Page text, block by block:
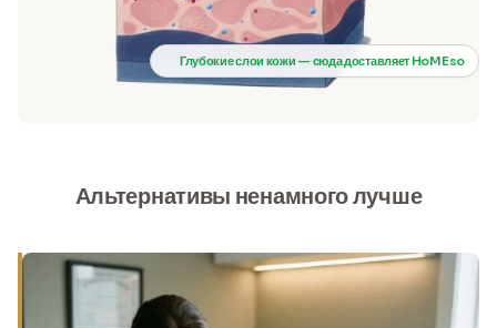
Глубокие слои кожи — сюда доставляет HoMEso
Альтернативы ненамного лучше